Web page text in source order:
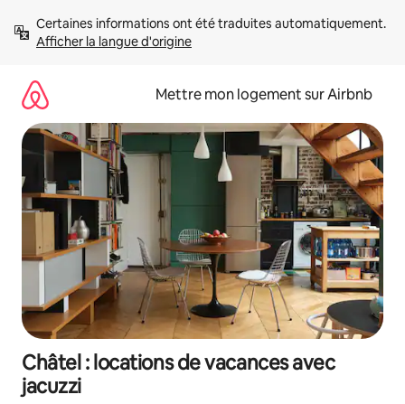
directement
Afficher la langue d'origine
Mettre mon logement sur Airbnb
Châtel : locations de vacances avec
jacuzzi